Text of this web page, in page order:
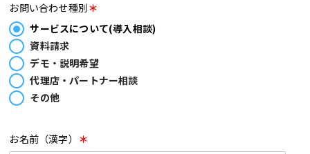
お問い合わせ種別 ＊
サービスについて(導入相談)
資料請求
デモ・説明希望
代理店・パートナー相談
その他
お名前（漢字） ＊